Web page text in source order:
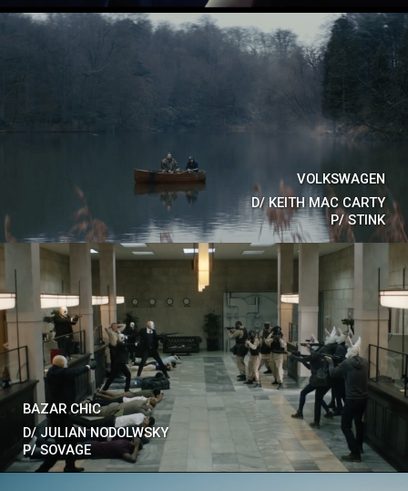
VOLKSWAGEN
D/KEITH MAC CARTY
P/STINK
BAZAR CHIC
D/ JULIAN NODOLWSKY
P/SOVAGE